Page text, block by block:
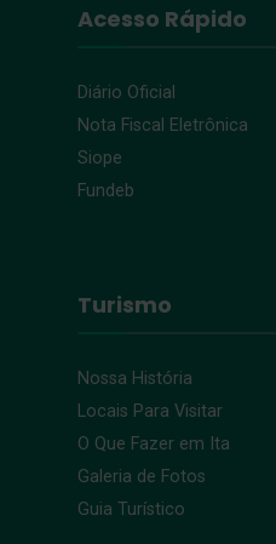
Acesso Rápido
Diário Oficial
Nota Fiscal Eletrônica
Siope
Fundeb
Turismo
Nossa História
Locais Para Visitar
O Que Fazer em Ita
Galeria de Fotos
Guia Turístico